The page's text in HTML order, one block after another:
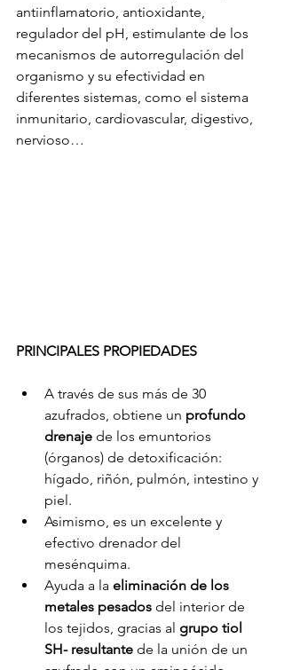
antiinflamatorio, antioxidante,
regulador del pH, estimulante de los
mecanismos de autorregulación del
organismo y su efectividad en
diferentes sistemas, como el sistema
inmunitario, cardiovascular, digestivo,
nervioso…
PRINCIPALES PROPIEDADES
A través de sus más de 30
azufrados, obtiene un profundo
drenaje de los emuntorios
(órganos) de detoxificación:
hígado, riñón, pulmón, intestino y
piel.
Asimismo, es un excelente y
efectivo drenador del
mesénquima.
Ayuda a la eliminación de los
metales pesados del interior de
los tejidos, gracias al grupo tiol
SH- resultante de la unión de un